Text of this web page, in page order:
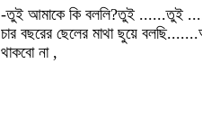
-তুই আমাকে কি বললি?তুই ......তুই
চার বছরের ছেলের মাথা ছুয়ে
থাকবো না ,